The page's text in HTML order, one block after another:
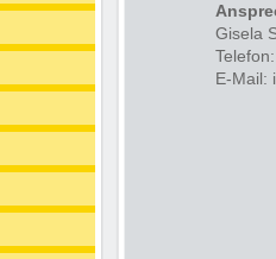
Gisela
E-Mail: